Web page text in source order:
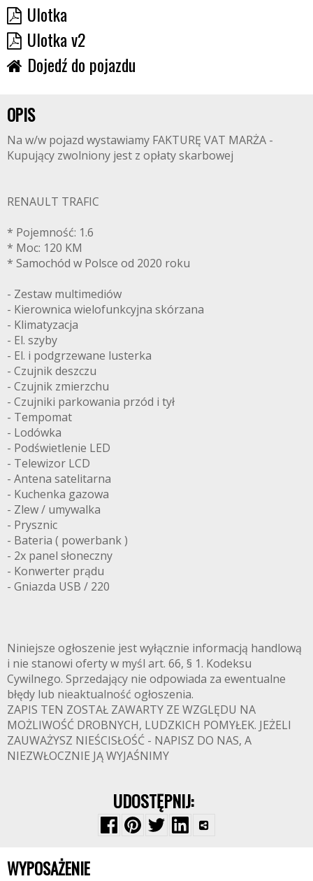
Ulotka
Ulotka v2
Dojedź do pojazdu
OPIS
Na w/w pojazd wystawiamy FAKTURĘ VAT MARŻA -
Kupujący zwolniony jest z opłaty skarbowej
RENAULT TRAFIC
* Pojemność: 1.6
* Moc: 120 KM
* Samochód w Polsce od 2020 roku
- Zestaw multimediów
- Kierownica wielofunkcyjna skórzana
- Klimatyzacja
- El. szyby
- El. i podgrzewane lusterka
- Czujnik deszczu
- Czujnik zmierzchu
- Czujniki parkowania przód i tył
- Tempomat
- Lodówka
- Podświetlenie LED
- Telewizor LCD
- Antena satelitarna
- Kuchenka gazowa
- Zlew / umywalka
- Prysznic
- Bateria ( powerbank )
- 2x panel słoneczny
- Konwerter prądu
- Gniazda USB / 220
Niniejsze ogłoszenie jest wyłącznie informacją handlową
i nie stanowi oferty w myśl art. 66, § 1. Kodeksu
Cywilnego. Sprzedający nie odpowiada za ewentualne
błędy lub nieaktualność ogłoszenia.
ZAPIS TEN ZOSTAŁ ZAWARTY ZE WZGLĘDU NA
MOŻLIWOŚĆ DROBNYCH, LUDZKICH POMYŁEK. JEŻELI
ZAUWAŻYSZ NIEŚCISŁOŚĆ - NAPISZ DO NAS, A
NIEZWŁOCZNIE JĄ WYJAŚNIMY
UDOSTĘPNIJ:
WYPOSAŻENIE